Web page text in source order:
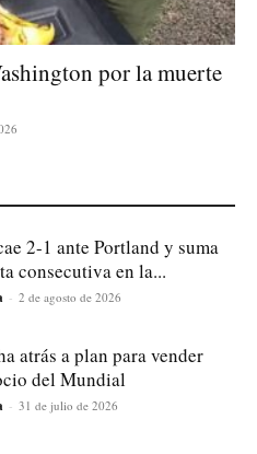
por la muerte
2-1 ante Portland y suma
consecutiva en la...
- 2 de agosto de 2026
atrás a plan para vender
del Mundial
- 31 de julio de 2026